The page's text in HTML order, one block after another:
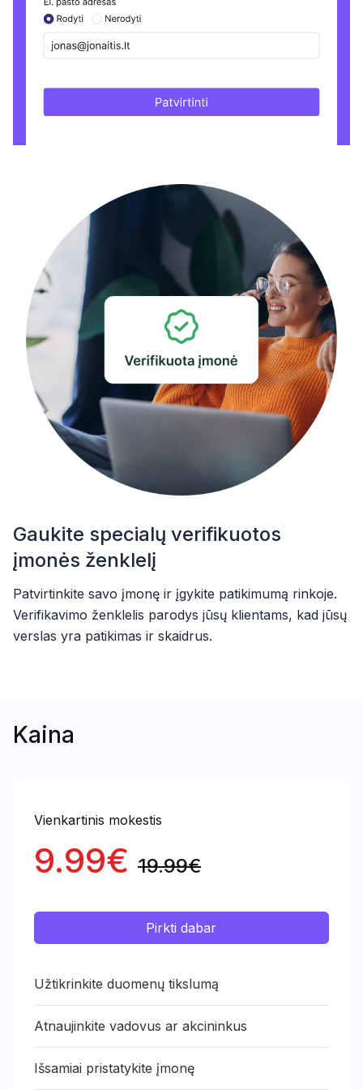
Gaukite specialų verifikuotos
įmonės ženklelį
Patvirtinkite savo įmonę ir įgykite patikimumą rinkoje.
Verifikavimo ženklelis parodys jūsų klientams, kad jūsų
verslas yra patikimas ir skaidrus.
Kaina
Vienkartinis mokestis
9.99€ 19.99€
Pirkti dabar
Užtikrinkite duomenų tikslumą
Atnaujinkite vadovus ar akcininkus
Išsamiai pristatykite įmonę